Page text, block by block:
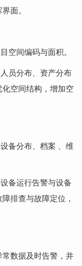
面。
间编码与面积。
员分布、资产分布
空间结构，增加空
备分布、档案 、维
备运行告警与设备
排查与故障定位，
数据及时告警，并